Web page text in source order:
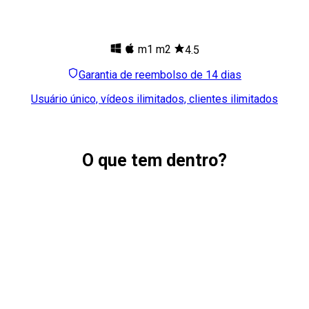
m1 m2
4.5
Garantia de reembolso de 14 dias
Usuário único, vídeos ilimitados, clientes ilimitados
O que tem dentro?